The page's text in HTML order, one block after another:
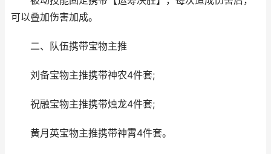
可以叠加伤害加成。
二、队伍携带宝物主推
刘备宝物主推携带神农4件套;
祝融宝物主推携带烛龙4件套;
黄月英宝物主推携带神霄4件套。